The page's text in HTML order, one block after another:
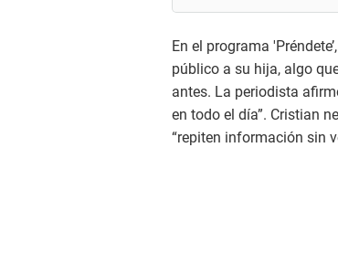
En el programa
público a su hija, algo
antes. La periodista
en todo el día”. Cristian
“repiten información sin